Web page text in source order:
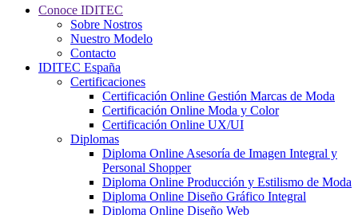
Conoce IDITEC
Sobre Nostros
Nuestro Modelo
Contacto
IDITEC España
Certificaciones
Certificación Online Gestión Marcas de Moda
Certificación Online Moda y Color
Certificación Online UX/UI
Diplomas
Diploma Online Asesoría de Imagen Integral y
Personal Shopper
Diploma Online Producción y Estilismo de Moda
Diploma Online Diseño Gráfico Integral
Diploma Online Diseño Web